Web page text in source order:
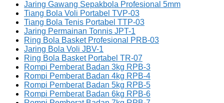
Jaring Gawang Sepakbola Profesional 5mm
Tiang Bola Voli Portabel TVP-03
Tiang Bola Tenis Portabel TTP-03
Jaring Permainan Tonnis JPT-1
Ring Bola Basket Profesional PRB-03
Jaring Bola Voli JBV-1
Ring Bola Basket Portabel TR-07
Rompi Pemberat Badan 3kg RPB-3
Rompi Pemberat Badan 4kg RPB-4
Rompi Pemberat Badan 5kg RPB-5
Rompi Pemberat Badan 6kg RPB-6